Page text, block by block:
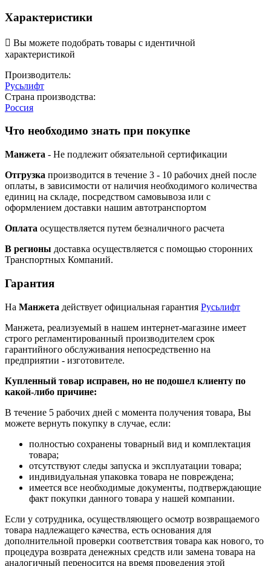
Характеристики
 Вы можете подобрать товары с идентичной
характеристикой
Производитель:
Русьлифт
Страна производства:
Россия
Что необходимо знать при покупке
Манжета - Не подлежит обязательной сертификации
Отгрузка производится в течение 3 - 10 рабочих дней после
оплаты, в зависимости от наличия необходимого количества
единиц на складе, посредством самовывоза или с
оформлением доставки нашим автотранспортом
Оплата осуществляется путем безналичного расчета
В регионы доставка осуществляется с помощью сторонних
Транспортных Компаний.
Гарантия
На Манжета действует официальная гарантия Русьлифт
Манжета, реализуемый в нашем интернет-магазине имеет
строго регламентированный производителем срок
гарантийного обслуживания непосредственно на
предприятии - изготовителе.
Купленный товар исправен, но не подошел клиенту по
какой-либо причине:
В течение 5 рабочих дней с момента получения товара, Вы
можете вернуть покупку в случае, если:
полностью сохранены товарный вид и комплектация
товара;
отсутствуют следы запуска и эксплуатации товара;
индивидуальная упаковка товара не повреждена;
имеется все необходимые документы, подтверждающие
факт покупки данного товара у нашей компании.
Если у сотрудника, осуществляющего осмотр возвращаемого
товара надлежащего качества, есть основания для
дополнительной проверки соответствия товара как нового, то
процедура возврата денежных средств или замена товара на
аналогичный переносится на время проведения этой